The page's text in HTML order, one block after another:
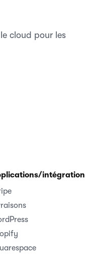
cloud pour les
intégrations